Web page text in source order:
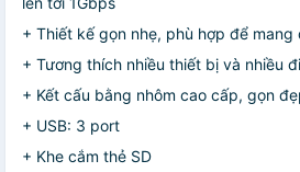
+ Thiết kế gọn nhẹ, phù hợp để
+ Tương thích nhiều thiết bị và nhiều
+ Kết cấu bằng nhôm cao cấp, gọn
+ USB: 3 port
+ Khe cắm thẻ SD